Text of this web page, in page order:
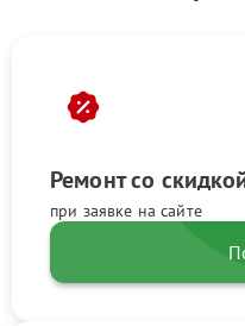
Ремонт со
при заявке на сайте